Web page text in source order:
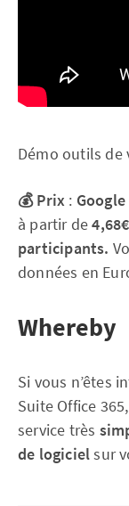
Démo outils de
💰 Prix :
à partir de
participants.
données en
Whereby
Si vous n’êtes
Suite Office 365,
service très
de logicielsur